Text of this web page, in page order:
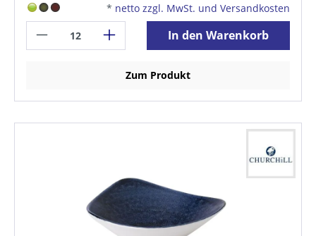
* netto zzgl. MwSt. und Versandkosten
In den Warenkorb
Zum Produkt